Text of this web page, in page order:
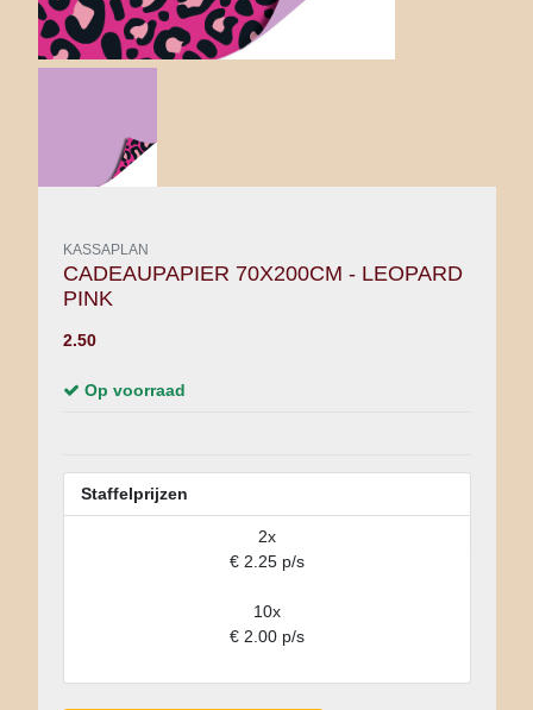
KASSAPLAN
CADEAUPAPIER 70X200CM - LEOPARD
PINK
2.50
Op voorraad
Staffelprijzen
2x
€ 2.25 p/s
10x
€ 2.00 p/s